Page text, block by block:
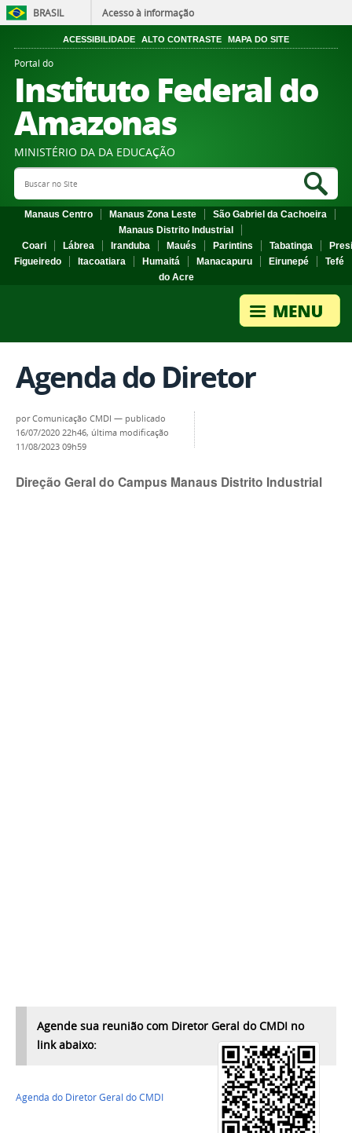
BRASIL Acesso à informação
ACESSIBILIDADE ALTO CONTRASTE MAPA DO SITE
Portal do
Instituto Federal do
Amazonas
MINISTÉRIO DA DA EDUCAÇÃO
Search Site
Manaus Centro Manaus Zona Leste
São Gabriel da Cachoeira
Manaus Distrito Industrial
Coari
Lábrea Iranduba Maués Parintins Tabatinga
Figueiredo
Itacoatiara Humaitá Manacapuru Eirunepé
Tefé
do Acre
Agenda do Diretor
porComunicação CMDI — publicado
16/07/2020 22h46, última modificação
11/08/2023 09h59
Direção Geral do Campus Manaus Distrito Industrial
Agende sua reunião com Diretor Geral do CMDI no
link abaixo:
Agenda do Diretor Geral do CMDI